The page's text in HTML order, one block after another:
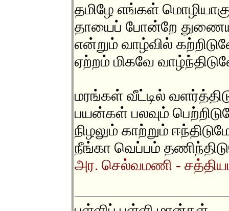
தமிழே எங்கள்
தாயைப் போன்றே
என்றும் வாழ்வில்
ஏற்றம் மிகவே
மரங்கள் வீட்டில்
பயன்கள் பலவும்
நிழலும் காற்றும்
நீங்கா வெப்பம்
அர. செல்வமணி -